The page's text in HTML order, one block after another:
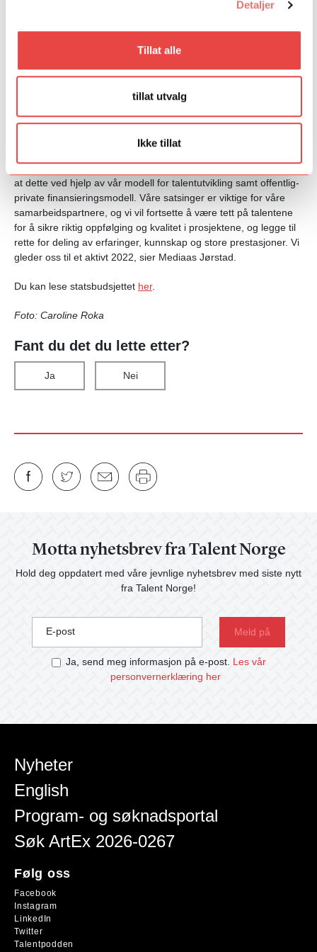
Detaljer
Tillat alle
tillat utvalg
Ikke tillat
Festspillene i Bergen og under året festspill lanserte vi flere
spillmusikk ledet av dagens og morgendagens maestroer og
hadde samtaler om Talent Norden. Satsingene gir store
gjennombrudd i løpet av 2021. Talent Norge ser at det spirer
godt i kultur-Norge og det skapes fantastiske resultater. Dette
Talent Norges programmer.
av kunstneriske uttrykk, og Talent Norge skal fortsette å bidra til
at dette ved hjelp av vår modell for talentutvikling samt offentlig-
private finansieringsmodell. Våre satsinger er viktige for våre
samarbeidspartnere, og vi vil fortsette å være tett på talentene
for å sikre riktig oppfølging og kvalitet i prosjektene, og legge til
rette for deling av erfaringer, kunnskap og store prestasjoner. Vi
gleder oss til et aktivt 2022, sier Mediaas Jørstad.
Du kan lese statsbudsjettet her.
Foto: Caroline Roka
Fant du det du lette etter?
Ja Nei
Motta nyhetsbrev fra Talent Norge
Hold deg oppdatert med våre jevnlige nyhetsbrev med siste nytt
fra Talent Norge!
E-post
Ja, send meg informasjon på e-post. Les vår
personvernerklæring her
Nyheter
English
Program- og søknadsportal
Søk ArtEx 2026-0267
Følg oss
Facebook
Instagram
LinkedIn
Twitter
Talentpodden